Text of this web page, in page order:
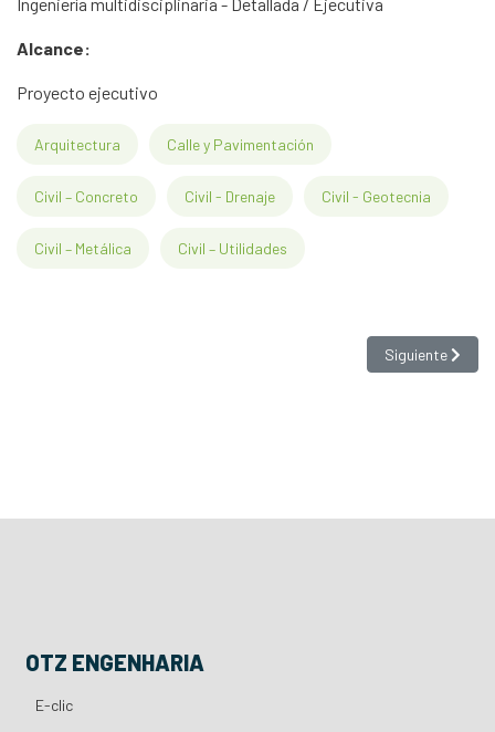
Alcance:
Proyecto ejecutivo
Arquitectura Calle y Pavimentación
Civil – Concreto Civil - Drenaje Civil - Geotecnia
Civil – Metálica Civil – Utilidades
Artículo
Siguiente
OTZ ENGENHARIA
E-clic